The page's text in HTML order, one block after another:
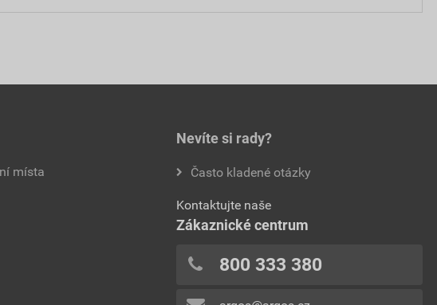
místa
Nevíte si rady?
Často kladené otázky
Kontaktujte naše
Zákaznické centrum
800 333 380